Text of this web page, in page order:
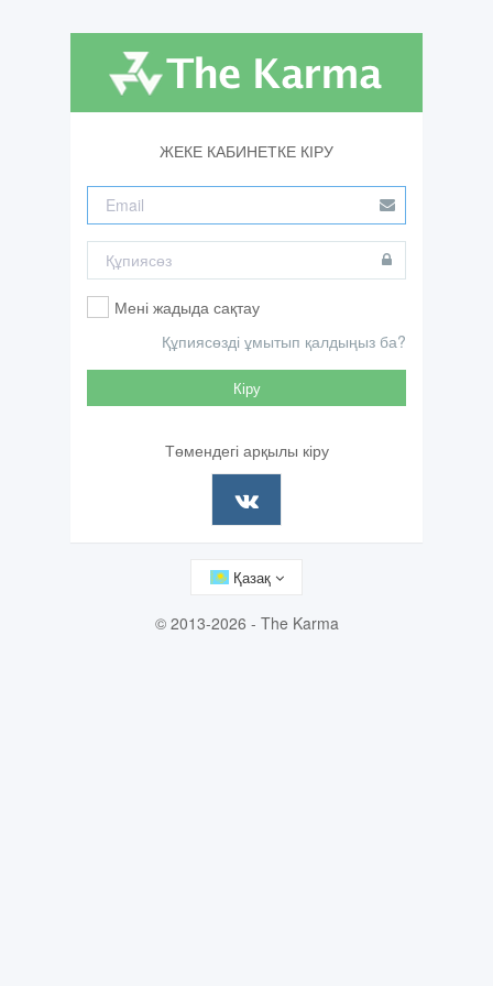
ЖЕКЕ КАБИНЕТКЕ КІРУ
Мені жадыда сақтау
Құпиясөзді ұмытып қалдыңыз ба?
Кіру
Төмендегі арқылы кіру
Қазақ
© 2013-2026 - The Karma